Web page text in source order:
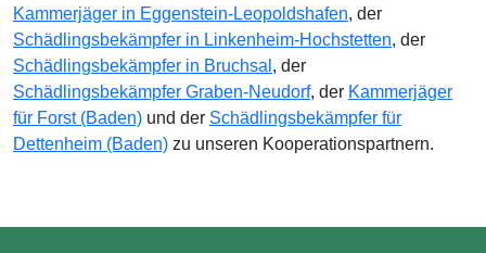
Kammerjäger in Eggenstein-Leopoldshafen, der
Schädlingsbekämpfer in Linkenheim-Hochstetten, der
Schädlingsbekämpfer in Bruchsal , der
Schädlingsbekämpfer Graben-Neudorf, der Kammerjäger
für Forst (Baden) und der Schädlingsbekämpfer für
Dettenheim (Baden) zu unseren Kooperationspartnern.